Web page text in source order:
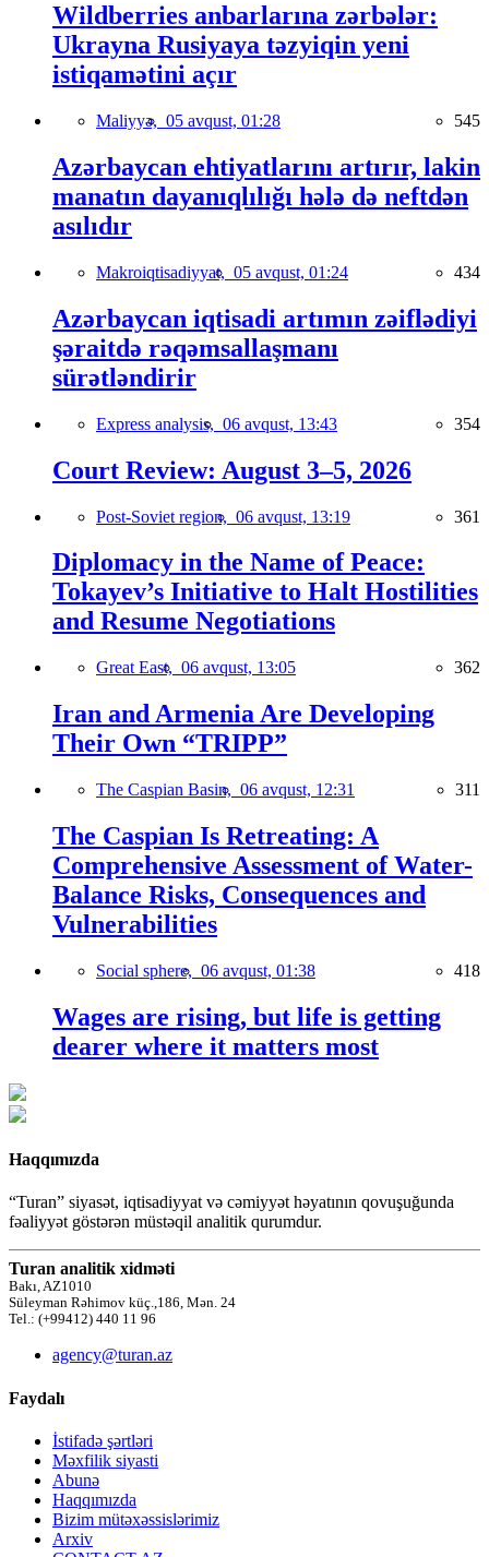
Wildberries anbarlarına zərbələr:
Ukrayna Rusiyaya təzyiqin yeni
istiqamətini açır
Maliyyə, 05 avqust, 01:28 545
Azərbaycan ehtiyatlarını artırır, lakin
manatın dayanıqlılığı hələ də neftdən
asılıdır
Makroiqtisadiyyat, 05 avqust, 01:24 434
Azərbaycan iqtisadi artımın zəiflədiyi
şəraitdə rəqəmsallaşmanı
sürətləndirir
Express analysis, 06 avqust, 13:43 354
Court Review: August 3–5, 2026
Post-Soviet region, 06 avqust, 13:19 361
Diplomacy in the Name of Peace:
Tokayev’s Initiative to Halt Hostilities
and Resume Negotiations
Great East, 06 avqust, 13:05 362
Iran and Armenia Are Developing
Their Own “TRIPP”
The Caspian Basin, 06 avqust, 12:31 311
The Caspian Is Retreating: A
Comprehensive Assessment of Water-
Balance Risks, Consequences and
Vulnerabilities
Social sphere, 06 avqust, 01:38 418
Wages are rising, but life is getting
dearer where it matters most
Haqqımızda
“Turan” siyasət, iqtisadiyyat və cəmiyyət həyatının qovuşuğunda
fəaliyyət göstərən müstəqil analitik qurumdur.
Turan analitik xidməti
Bakı, AZ1010
Süleyman Rəhimov küç.,186, Mən. 24
Tel.: (+99412) 440 11 96
agency@turan.az
Faydalı
İstifadə şərtləri
Məxfilik siyasti
Abunə
Haqqımızda
Bizim mütəxəssislərimiz
Arxiv